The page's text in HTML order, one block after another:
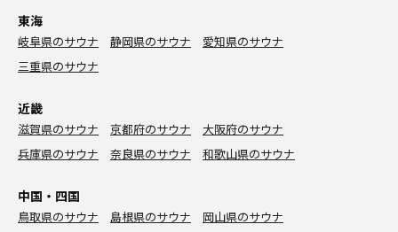
東海
岐阜県のサウナ 静岡県のサウナ
愛知県のサウナ
三重県のサウナ
近畿
滋賀県のサウナ 京都府のサウナ
大阪府のサウナ
兵庫県のサウナ
奈良県のサウナ 和歌山県のサウナ
中国・四国
鳥取県のサウナ 島根県のサウナ
岡山県のサウナ